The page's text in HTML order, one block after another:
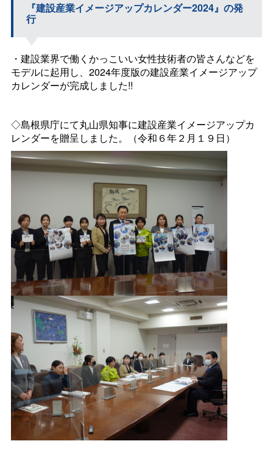
『建設産業イメージアップカレンダー2024』の発
行
・建設業界で働くかっこいい女性技術者の皆さんなどを
モデルに起用し、2024年度版の建設産業イメージアップ
カレンダーが完成しました!!
◇島根県庁にて丸山県知事に建設産業イメージアップカ
レンダーを贈呈しました。（令和６年２月１９日）